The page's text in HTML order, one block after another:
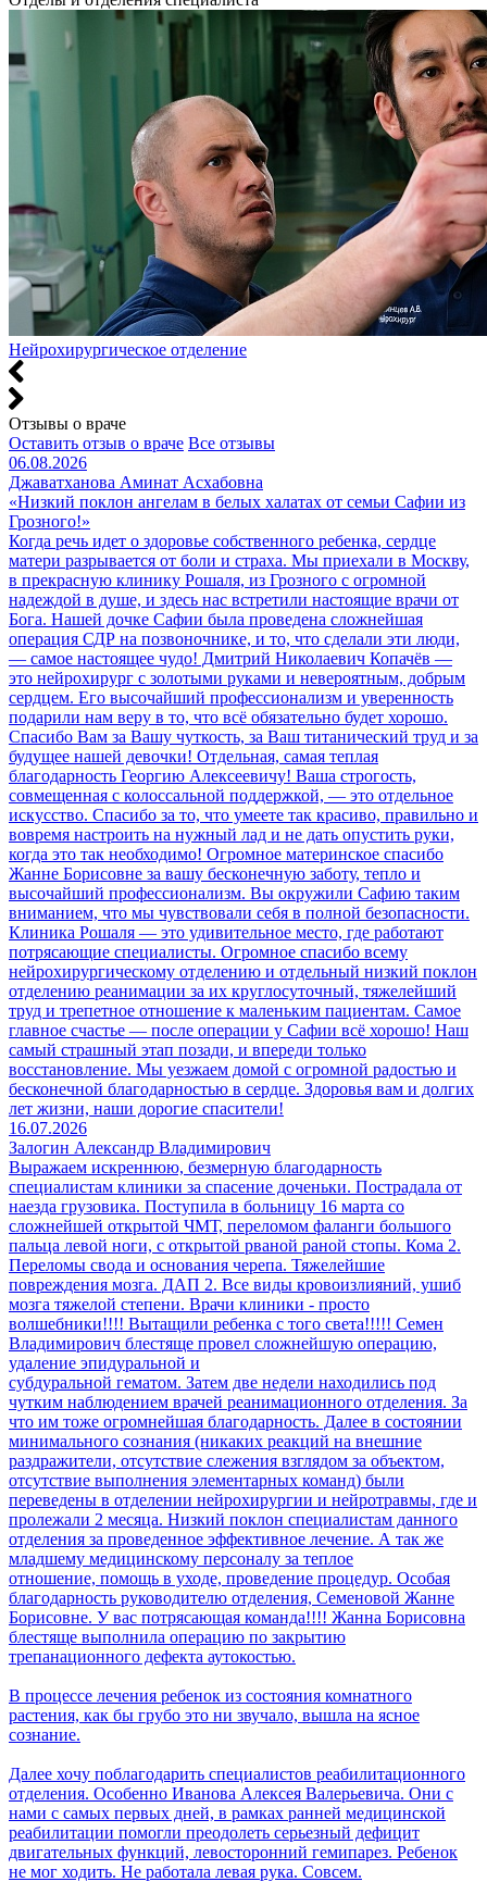
Нейрохирургическое отделение
Отзывы о враче
Оставить отзыв о враче Все отзывы
06.08.2026
Джаватханова Аминат Асхабовна
«Низкий поклон ангелам в белых халатах от семьи Сафии из
Грозного!»
Когда речь идет о здоровье собственного ребенка, сердце
матери разрывается от боли и страха. Мы приехали в Москву,
в прекрасную клинику Рошаля, из Грозного с огромной
надеждой в душе, и здесь нас встретили настоящие врачи от
Бога. Нашей дочке Сафии была проведена сложнейшая
операция СДР на позвоночнике, и то, что сделали эти люди,
— самое настоящее чудо! Дмитрий Николаевич Копачёв —
это нейрохирург с золотыми руками и невероятным, добрым
сердцем. Его высочайший профессионализм и уверенность
подарили нам веру в то, что всё обязательно будет хорошо.
Спасибо Вам за Вашу чуткость, за Ваш титанический труд и за
будущее нашей девочки! Отдельная, самая теплая
благодарность Георгию Алексеевичу! Ваша строгость,
совмещенная с колоссальной поддержкой, — это отдельное
искусство. Спасибо за то, что умеете так красиво, правильно и
вовремя настроить на нужный лад и не дать опустить руки,
когда это так необходимо! Огромное материнское спасибо
Жанне Борисовне за вашу бесконечную заботу, тепло и
высочайший профессионализм. Вы окружили Сафию таким
вниманием, что мы чувствовали себя в полной безопасности.
Клиника Рошаля — это удивительное место, где работают
потрясающие специалисты. Огромное спасибо всему
нейрохирургическому отделению и отдельный низкий поклон
отделению реанимации за их круглосуточный, тяжелейший
труд и трепетное отношение к маленьким пациентам. Самое
главное счастье — после операции у Сафии всё хорошо! Наш
самый страшный этап позади, и впереди только
восстановление. Мы уезжаем домой с огромной радостью и
бесконечной благодарностью в сердце. Здоровья вам и долгих
лет жизни, наши дорогие спасители!
16.07.2026
Залогин Александр Владимирович
Выражаем искреннюю, безмерную благодарность
специалистам клиники за спасение доченьки. Пострадала от
наезда грузовика. Поступила в больницу 16 марта со
сложнейшей открытой ЧМТ, переломом фаланги большого
пальца левой ноги, с открытой рваной раной стопы. Кома 2.
Переломы свода и основания черепа. Тяжелейшие
повреждения мозга. ДАП 2. Все виды кровоизлияний, ушиб
мозга тяжелой степени. Врачи клиники - просто
волшебники!!!! Вытащили ребенка с того света!!!!! Семен
Владимирович блестяще провел сложнейшую операцию,
удаление эпидуральной и
субдуральной гематом. Затем две недели находились под
чутким наблюдением врачей реанимационного отделения. За
что им тоже огромнейшая благодарность. Далее в состоянии
минимального сознания (никаких реакций на внешние
раздражители, отсутствие слежения взглядом за объектом,
отсутствие выполнения элементарных команд) были
переведены в отделении нейрохирургии и нейротравмы, где и
пролежали 2 месяца. Низкий поклон специалистам данного
отделения за проведенное эффективное лечение. А так же
младшему медицинскому персоналу за теплое
отношение, помощь в уходе, проведение процедур. Особая
благодарность руководителю отделения, Семеновой Жанне
Борисовне. У вас потрясающая команда!!!! Жанна Борисовна
блестяще выполнила операцию по закрытию
трепанационного дефекта аутокостью.
В процессе лечения ребенок из состояния комнатного
растения, как бы грубо это ни звучало, вышла на ясное
сознание.
Далее хочу поблагодарить специалистов реабилитационного
отделения. Особенно Иванова Алексея Валерьевича. Они с
нами с самых первых дней, в рамках ранней медицинской
реабилитации помогли преодолеть серьезный дефицит
двигательных функций, левосторонний гемипарез. Ребенок
не мог ходить. Не работала левая рука. Совсем.